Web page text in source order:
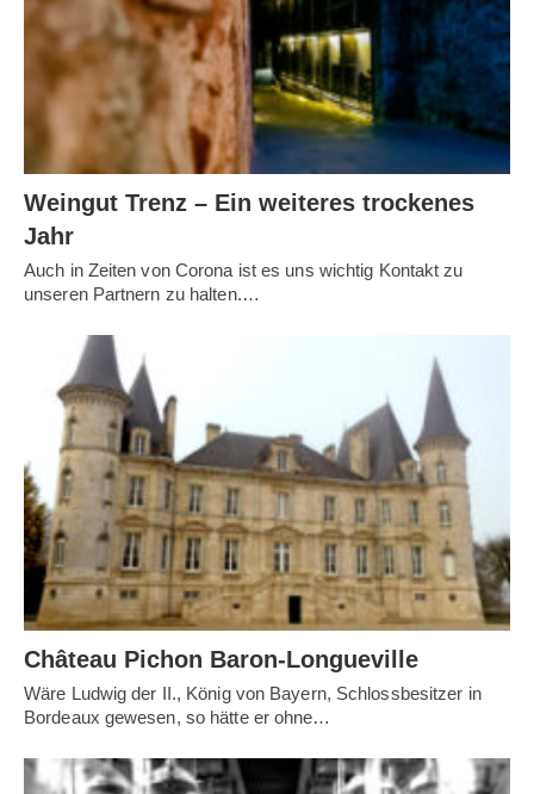
Weingut Trenz – Ein weiteres trockenes
Jahr
Auch in Zeiten von Corona ist es uns wichtig Kontakt zu
unseren Partnern zu halten.…
Château Pichon Baron-Longueville
Wäre Ludwig der II., König von Bayern, Schlossbesitzer in
Bordeaux gewesen, so hätte er ohne…